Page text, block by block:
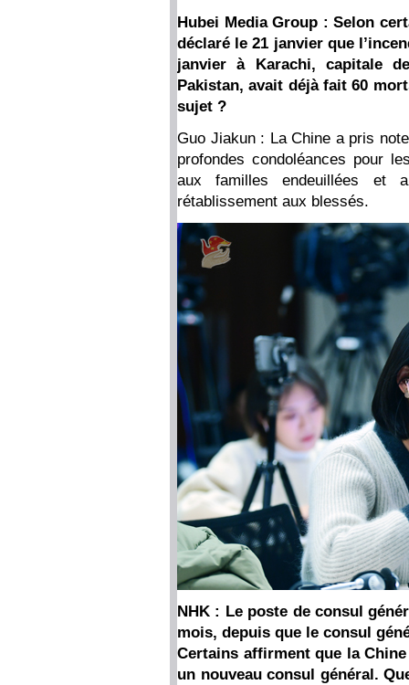
Hubei Media Group : Selon
déclaré le 21 janvier que
janvier à Karachi, capitale
Pakistan, avait déjà fait 60
sujet ?
Guo Jiakun : La Chine a pris
profondes condoléances pour
aux familles endeuillées et
rétablissement aux blessés.
NHK : Le poste de consul
mois, depuis que le consul
Certains affirment que la
un nouveau consul général.